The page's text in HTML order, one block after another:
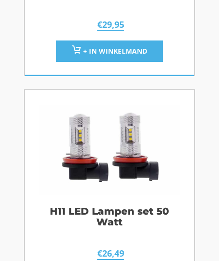
€29,95
+ IN WINKELMAND
H11 LED Lampen set 50
Watt
€26,49